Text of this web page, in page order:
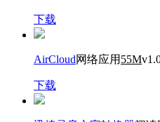
下载
AirCloud网络应用 55M
下载